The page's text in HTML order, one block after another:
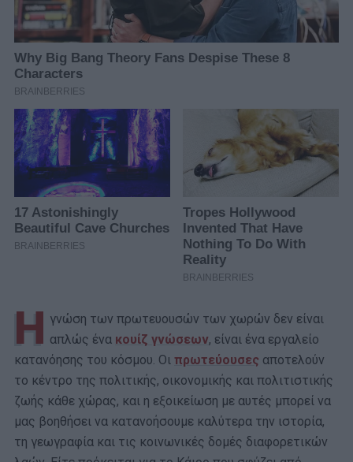
Η γνώση των πρωτευουσών των χωρών δεν είναι
απλώς ένα κουίζ γνώσεων, είναι ένα εργαλείο
κατανόησης του κόσμου. Οι πρωτεύουσες αποτελούν
το κέντρο της πολιτικής, οικονομικής και πολιτιστικής
ζωής κάθε χώρας, και η εξοικείωση με αυτές μπορεί να
μας βοηθήσει να κατανοήσουμε καλύτερα την ιστορία,
τη γεωγραφία και τις κοινωνικές δομές διαφορετικών